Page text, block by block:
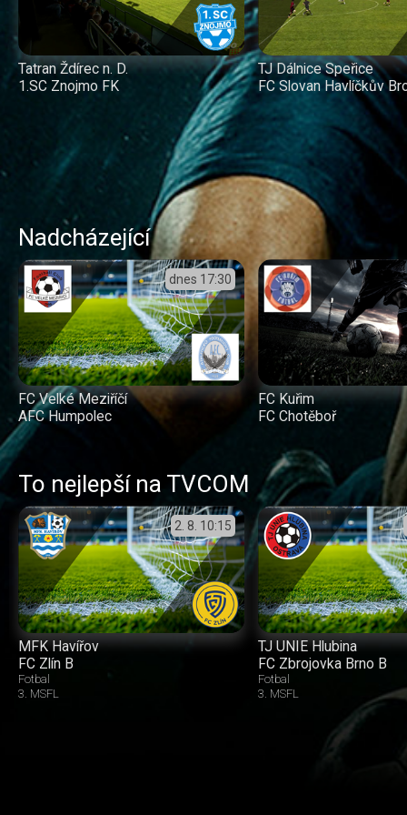
Tatran Ždírec n. D.
1.SC Znojmo FK
TJ Dálnice Speřice
FC Slovan Havlíčkův
Nadcházející
dnes 17:30
FC Velké Meziříčí
AFC Humpolec
FC Kuřim
FC Chotěboř
To nejlepší na TVCOM
2. 8. 10:15
MFK Havířov
FC Zlín B
Fotbal
3. MSFL
TJ UNIE Hlubina
FC Zbrojovka Brno B
Fotbal
3. MSFL